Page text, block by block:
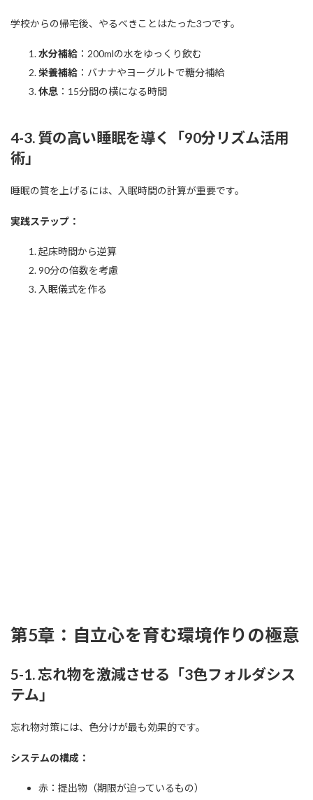
学校からの帰宅後、やるべきことはたった3つです。
水分補給 ：200mlの水をゆっくり飲む
栄養補給 ：バナナやヨーグルトで糖分補給
休息 ：15分間の横になる時間
4-3. 質の高い睡眠を導く「90分リズム活用
術」
睡眠の質を上げるには、入眠時間の計算が重要です。
実践ステップ：
起床時間から逆算
90分の倍数を考慮
入眠儀式を作る
第5章：自立心を育む環境作りの極意
5-1. 忘れ物を激減させる「3色フォルダシス
テム」
忘れ物対策には、色分けが最も効果的です。
システムの構成：
赤：提出物（期限が迫っているもの）